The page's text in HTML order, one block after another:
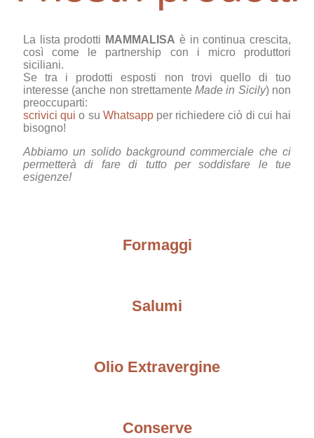
La lista prodotti MAMMALISA è in continua crescita,
così come le partnership con i micro produttori
siciliani.
Se tra i prodotti esposti non trovi quello di tuo
interesse (anche non strettamenteMade in Sicily) non
preoccuparti:
scrivici qui o su Whatsappper richiedere ciò di cui hai
bisogno!
Abbiamo un solido background commerciale che ci
permetterà di fare di tutto per soddisfare le tue
esigenze!
Formaggi
Salumi
Olio Extravergine
Conserve